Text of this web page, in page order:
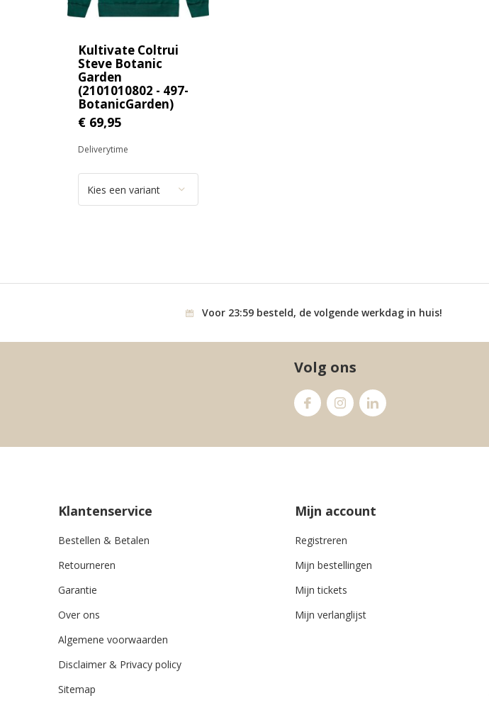
Kultivate Coltrui
Steve Botanic
Garden
(2101010802 - 497-
BotanicGarden)
€ 69,95
Deliverytime
Voor 23:59 besteld, de volgende werkdag in huis!
Volg ons
Klantenservice
Bestellen & Betalen
Retourneren
Garantie
Over ons
Algemene voorwaarden
Disclaimer & Privacy policy
Sitemap
Mijn account
Registreren
Mijn bestellingen
Mijn tickets
Mijn verlanglijst